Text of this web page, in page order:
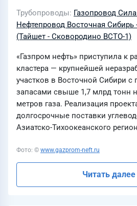
Трубопроводы Газопровод
Нефтепровод Восточная Сибирь
(Тайшет - Сковородино ВСТО-1)
«Газпром нефть» приступила к
кластера — крупнейшей
участков в Восточной Сибири с
запасами свыше 1,7 млрд тонн
метров газа. Реализация
долгосрочные поставки
Азиатско-Тихоокеанского
Читать далее
Фото: © www.gazprom-neft.ru